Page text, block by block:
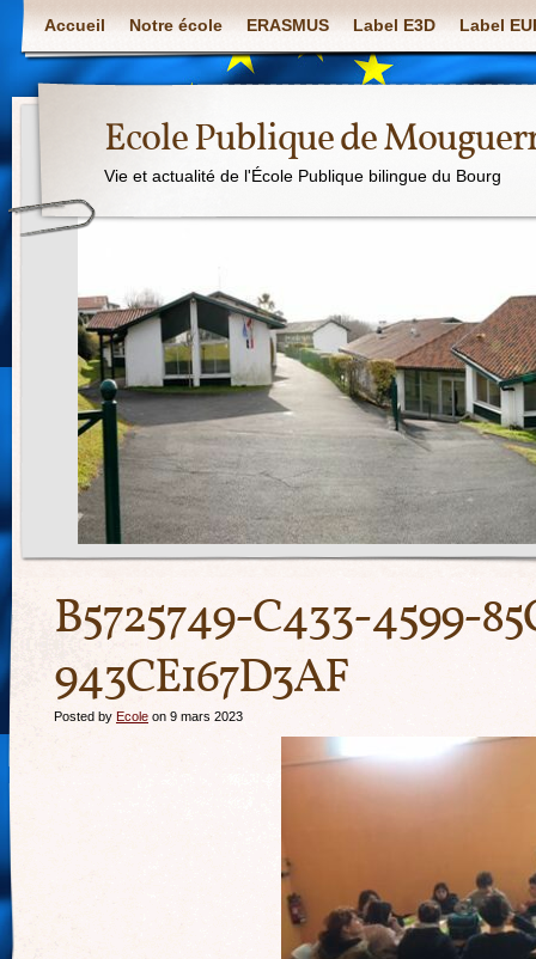
Accueil Notre école ERASMUS Label E3D Label
Ecole Publique de
Vie et actualité de l'École Publique bilingue du Bourg
B5725749-C433-4599-
943CE167D3AF
Posted by Ecole on 9 mars 2023